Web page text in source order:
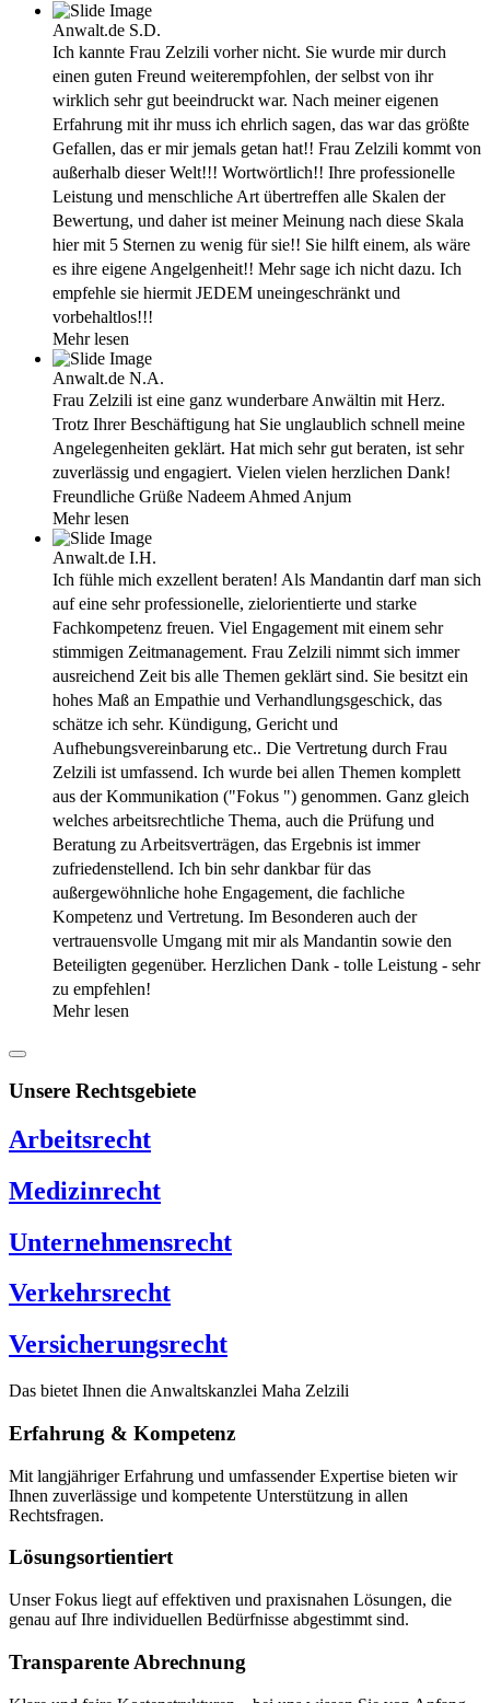
Anwalt.de S.D.
Ich kannte Frau Zelzili vorher nicht. Sie wurde mir durch
einen guten Freund weiterempfohlen, der selbst von ihr
wirklich sehr gut beeindruckt war. Nach meiner eigenen
Erfahrung mit ihr muss ich ehrlich sagen, das war das größte
Gefallen, das er mir jemals getan hat!! Frau Zelzili kommt von
außerhalb dieser Welt!!! Wortwörtlich!! Ihre professionelle
Leistung und menschliche Art übertreffen alle Skalen der
Bewertung, und daher ist meiner Meinung nach diese Skala
hier mit 5 Sternen zu wenig für sie!! Sie hilft einem, als wäre
es ihre eigene Angelgenheit!! Mehr sage ich nicht dazu. Ich
empfehle sie hiermit JEDEM uneingeschränkt und
vorbehaltlos!!!
Mehr lesen
Anwalt.de N.A.
Frau Zelzili ist eine ganz wunderbare Anwältin mit Herz.
Trotz Ihrer Beschäftigung hat Sie unglaublich schnell meine
Angelegenheiten geklärt. Hat mich sehr gut beraten, ist sehr
zuverlässig und engagiert. Vielen vielen herzlichen Dank!
Freundliche Grüße Nadeem Ahmed Anjum
Mehr lesen
Anwalt.de I.H.
Ich fühle mich exzellent beraten! Als Mandantin darf man sich
auf eine sehr professionelle, zielorientierte und starke
Fachkompetenz freuen. Viel Engagement mit einem sehr
stimmigen Zeitmanagement. Frau Zelzili nimmt sich immer
ausreichend Zeit bis alle Themen geklärt sind. Sie besitzt ein
hohes Maß an Empathie und Verhandlungsgeschick, das
schätze ich sehr. Kündigung, Gericht und
Aufhebungsvereinbarung etc.. Die Vertretung durch Frau
Zelzili ist umfassend. Ich wurde bei allen Themen komplett
aus der Kommunikation ("Fokus ") genommen. Ganz gleich
welches arbeitsrechtliche Thema, auch die Prüfung und
Beratung zu Arbeitsverträgen, das Ergebnis ist immer
zufriedenstellend. Ich bin sehr dankbar für das
außergewöhnliche hohe Engagement, die fachliche
Kompetenz und Vertretung. Im Besonderen auch der
vertrauensvolle Umgang mit mir als Mandantin sowie den
Beteiligten gegenüber. Herzlichen Dank - tolle Leistung - sehr
zu empfehlen!
Mehr lesen
Unsere Rechtsgebiete
Arbeitsrecht
Medizinrecht
Unternehmensrecht
Verkehrsrecht
Versicherungsrecht
Das bietet Ihnen die Anwaltskanzlei Maha Zelzili
Erfahrung & Kompetenz
Mit langjähriger Erfahrung und umfassender Expertise bieten wir
Ihnen zuverlässige und kompetente Unterstützung in allen
Rechtsfragen.
Lösungsortientiert
Unser Fokus liegt auf effektiven und praxisnahen Lösungen, die
genau auf Ihre individuellen Bedürfnisse abgestimmt sind.
Transparente Abrechnung